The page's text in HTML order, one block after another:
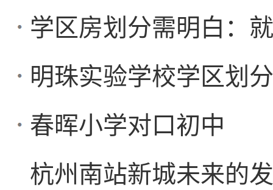
学区房划分需明白：
明珠实验学校学区划
春晖小学对口初中
杭州南站新城未来的